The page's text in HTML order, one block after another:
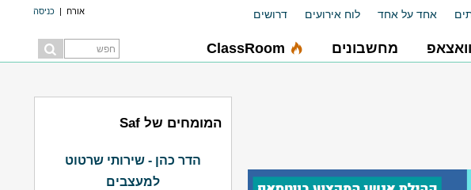
אורח | כניסה אחד על אחד לוח אירועים דרושים
וואצאפ מחשבונים ClassRoom
המומחים של Saf
הדר כהן - שירותי שרטוט
למעצבים